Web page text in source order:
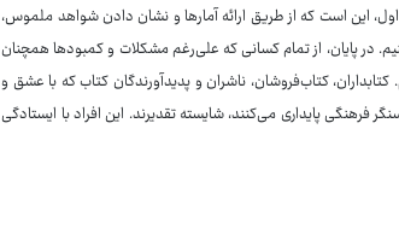
این است که از طریق ارائه آمارها و نشان دادن شواهد ملموس،
در پایان، از تمام کسانی که علی‌رغم مشکلات و کمبودها همچنان
کتاب‌فروشان، ناشران و پدیدآورندگان کتاب که با عشق و
پایداری می‌کنند، شایسته تقدیرند. این افراد با ایستادگی